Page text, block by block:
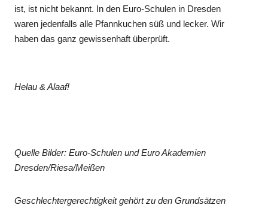
ist, ist nicht bekannt. In den Euro-Schulen in Dresden
waren jedenfalls alle Pfannkuchen süß und lecker. Wir
haben das ganz gewissenhaft überprüft.
Helau & Alaaf!
Quelle Bilder: Euro-Schulen und Euro Akademien
Dresden/Riesa/Meißen
Geschlechtergerechtigkeit gehört zu den Grundsätzen